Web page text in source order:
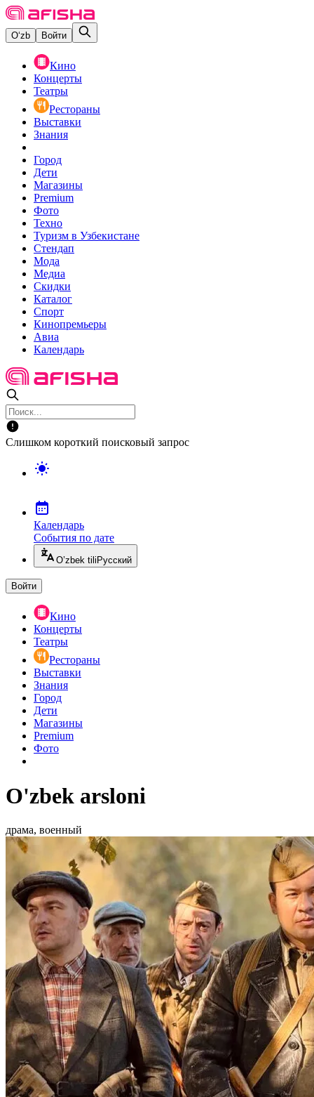
O‘zb Войти
Кино
Концерты
Театры
Рестораны
Выставки
Знания
Город
Дети
Магазины
Premium
Фото
Техно
Туризм в Узбекистане
Стендап
Мода
Медиа
Скидки
Каталог
Спорт
Кинопремьеры
Авиа
Календарь
Слишком короткий поисковый запрос
Календарь
События по дате
O’zbek tili Русский
Войти
Кино
Концерты
Театры
Рестораны
Выставки
Знания
Город
Дети
Магазины
Premium
Фото
O'zbek arsloni
драма, военный